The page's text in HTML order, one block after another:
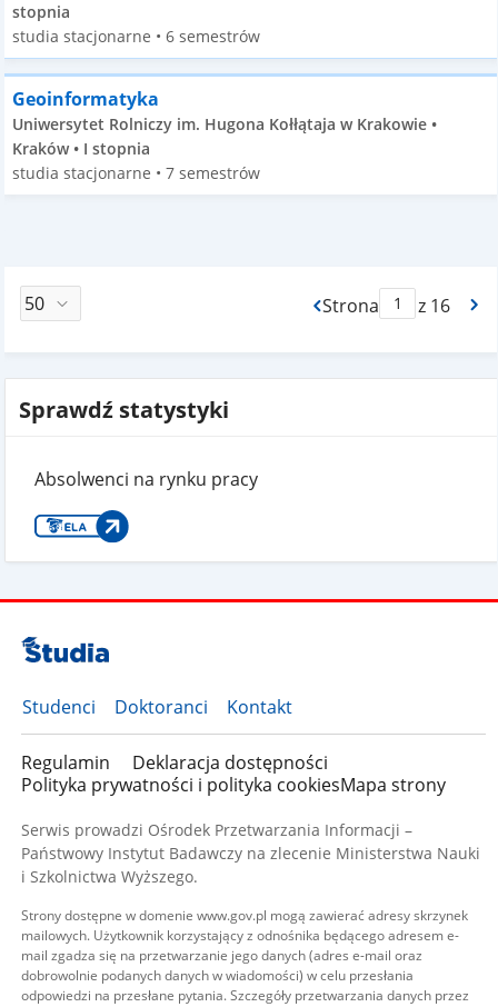
stopnia
studia stacjonarne • 6 semestrów
Geoinformatyka
Uniwersytet Rolniczy im. Hugona Kołłątaja w Krakowie •
Kraków • I stopnia
studia stacjonarne • 7 semestrów
Strona
Max Stronaz 16
Sprawdź statystyki
Absolwenci na rynku pracy
Studenci Doktoranci Kontakt
Regulamin
Deklaracja dostępności
Polityka prywatności i polityka cookiesMapa strony
Serwis prowadzi Ośrodek Przetwarzania Informacji –
Państwowy Instytut Badawczy na zlecenie Ministerstwa Nauki
i Szkolnictwa Wyższego.
Strony dostępne w domenie www.gov.pl mogą zawierać adresy skrzynek
mailowych. Użytkownik korzystający z odnośnika będącego adresem e-
mail zgadza się na przetwarzanie jego danych (adres e-mail oraz
dobrowolnie podanych danych w wiadomości) w celu przesłania
odpowiedzi na przesłane pytania. Szczegóły przetwarzania danych przez